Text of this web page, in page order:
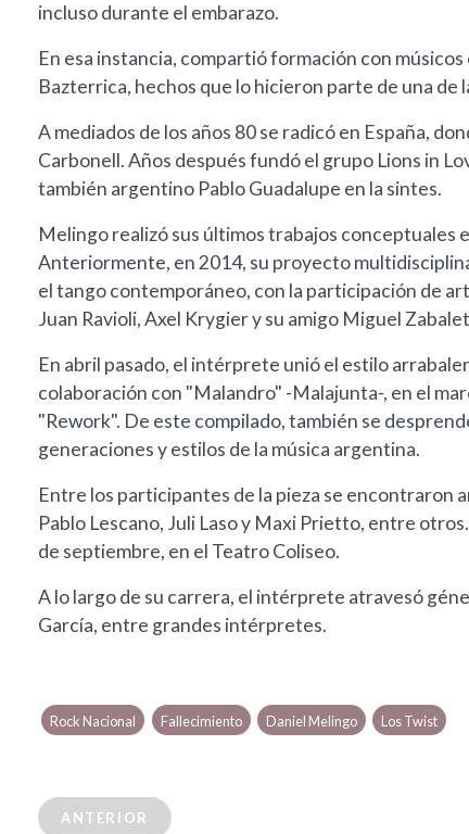
incluso durante el embarazo.
En esa instancia, compartió formación con
Bazterrica, hechos que lo hicieron parte de una de
A mediados de los años 80 se radicó en España,
Carbonell. Años después fundó el grupo Lions in
también argentino Pablo Guadalupe en la sintes.
Melingo realizó sus últimos trabajos conceptuales
Anteriormente, en 2014, su proyecto
el tango contemporáneo, con la participación de
Juan Ravioli, Axel Krygier y su amigo Miguel
En abril pasado, el intérprete unió el estilo
colaboración con "Malandro" -Malajunta-, en el
"Rework". De este compilado, también se
generaciones y estilos de la música argentina.
Entre los participantes de la pieza se encontraron
Pablo Lescano, Juli Laso y Maxi Prietto, entre
de septiembre, en el Teatro Coliseo.
A lo largo de su carrera, el intérprete atravesó
García, entre grandes intérpretes.
Rock Nacional Fallecimiento Daniel Melingo Los Twist
ANTERIOR